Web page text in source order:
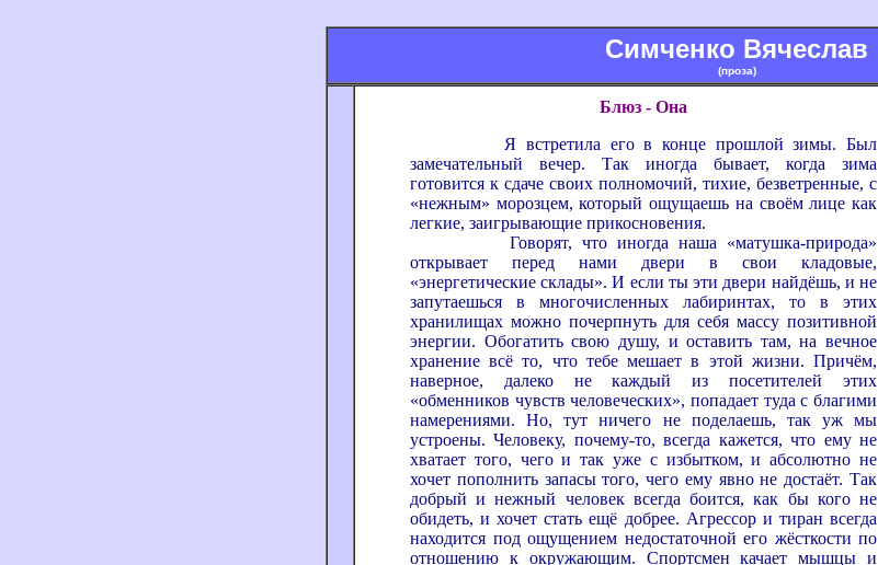
Симченко Вячеслав
(проза)
Блюз - Она
Я встретила его в конце прошлой зимы. Был
замечательный вечер. Так иногда бывает, когда зима
готовится к сдаче своих полномочий, тихие, безветренные, с
«нежным» морозцем, который ощущаешь на своём лице как
легкие, заигрывающие прикосновения.
Говорят, что иногда наша «матушка-природа»
открывает перед нами двери в свои кладовые,
«энергетические склады». И если ты эти двери найдёшь, и не
запутаешься в многочисленных лабиринтах, то в этих
хранилищах можно почерпнуть для себя массу позитивной
энергии. Обогатить свою душу, и оставить там, на вечное
хранение всё то, что тебе мешает в этой жизни. Причём,
наверное, далеко не каждый из посетителей этих
«обменников чувств человеческих», попадает туда с благими
намерениями. Но, тут ничего не поделаешь, так уж мы
устроены. Человеку, почему-то, всегда кажется, что ему не
хватает того, чего и так уже с избытком, и абсолютно не
хочет пополнить запасы того, чего ему явно не достаёт. Так
добрый и нежный человек всегда боится, как бы кого не
обидеть, и хочет стать ещё добрее. Агрессор и тиран всегда
находится под ощущением недостаточной его жёсткости по
отношению к окружающим. Спортсмен качает мышцы и